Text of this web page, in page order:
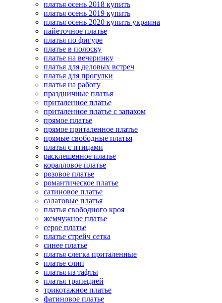
платья осень 2018 купить
платья осень 2019 купить
платья осень 2020 купить украина
пайеточное платье
платья по фигуре
платье в полоску
платье на вечеринку
платья для деловых встреч
платья для прогулки
платья на работу
праздничные платья
приталенное платье
приталенное платье с запахом
прямое платье
прямое приталенное платье
прямые свободные платья
платья с птицами
расклешенное платье
коралловое платье
розовое платье
романтическое платье
сатиновое платье
салатовые платья
платья свободного кроя
жемчужное платье
серое платье
платье стрейч сетка
синее платье
платья слегка приталенные
платье слип
платья из тафты
платья трапецией
трикотажное платье
фатиновое платье